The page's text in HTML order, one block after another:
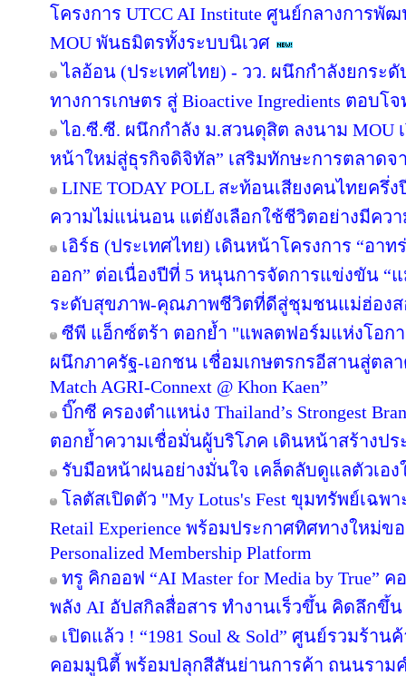
โครงการ UTCC AI Institute ศูนย์กลางการพั
MOU พันธมิตรทั้งระบบนิเวศ
ไลอ้อน (ประเทศไทย) - วว. ผนึกกำลังยกระ
ทางการเกษตร สู่ Bioactive Ingredients ตอบโ
ไอ.ซี.ซี. ผนึกกำลัง ม.สวนดุสิต ลงนาม MOU
หน้าใหม่สู่ธุรกิจดิจิทัล” เสริมทักษะการตลาด
LINE TODAY POLL สะท้อนเสียงคนไทยครึ่
ความไม่แน่นอน แต่ยังเลือกใช้ชีวิตอย่างมีควา
เอิร์ธ (ประเทศไทย) เดินหน้าโครงการ “อา
ออก” ต่อเนื่องปีที่ 5 หนุนการจัดการแข่งขัน “
ระดับสุขภาพ-คุณภาพชีวิตที่ดีสู่ชุมชนแม่ฮ่อง
ซีพี แอ็กซ์ตร้า ตอกย้ำ "แพลตฟอร์มแห่งโอก
ผนึกภาครัฐ-เอกชน เชื่อมเกษตรกรอีสานสู่ตล
Match AGRI-Connext @ Khon Kaen”
บิ๊กซี ครองตำแหน่ง Thailand’s Strongest
ตอกย้ำความเชื่อมั่นผู้บริโภค เดินหน้าสร้างป
รับมือหน้าฝนอย่างมั่นใจ เคล็ดลับดูแลตัวเอง
โลตัสเปิดตัว "My Lotus's Fest ขุมทรัพย์เฉ
Retail Experience พร้อมประกาศทิศทางใหม่ขอ
Personalized Membership Platform
ทรู คิกออฟ “AI Master for Media by True”
พลัง AI อัปสกิลสื่อสาร ทำงานเร็วขึ้น คิดลึกขึ้
เปิดแล้ว ! “1981 Soul & Sold” ศูนย์รวมร้
คอมมูนิตี้ พร้อมปลุกสีสันย่านการค้า ถนนราม